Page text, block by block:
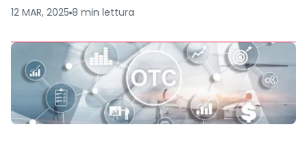
12 MAR, 2025 8 min lettura